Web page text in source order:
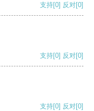
支持[0] 反对[0]
支持[0] 反对[0]
支持[0] 反对[0]